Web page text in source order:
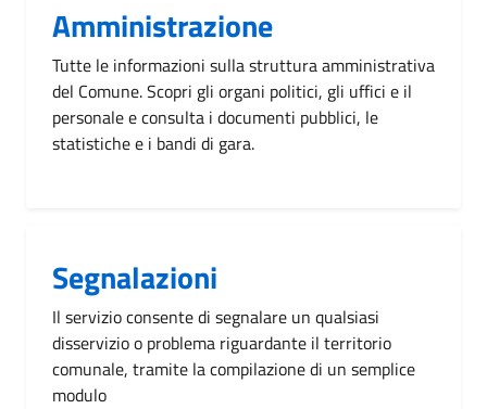
Amministrazione
Tutte le informazioni sulla struttura amministrativa
del Comune. Scopri gli organi politici, gli uffici e il
personale e consulta i documenti pubblici, le
statistiche e i bandi di gara.
Segnalazioni
Il servizio consente di segnalare un qualsiasi
disservizio o problema riguardante il territorio
comunale, tramite la compilazione di un semplice
modulo